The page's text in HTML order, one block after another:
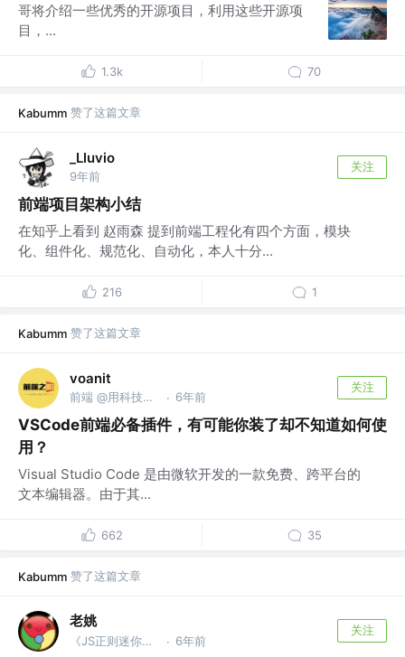
哥将介绍一些优秀的开源项目，利用这些开源项
目，...
1.3k 70
Kabumm 赞了这篇文章
_Lluvio
9年前
关注
前端项目架构小结
在知乎上看到 赵雨森 提到前端工程化有四个方面，模块
化、组件化、规范化、自动化，本人十分...
216 1
Kabumm 赞了这篇文章
voanit
前端 @用科技让教育变得更美好 · 6年前
关注
VSCode前端必备插件，有可能你装了却不知道如何使
用？
Visual Studio Code 是由微软开发的一款免费、跨平台的
文本编辑器。由于其...
662 35
Kabumm 赞了这篇文章
老姚
《JS正则迷你书》作者 · 6年前
关注